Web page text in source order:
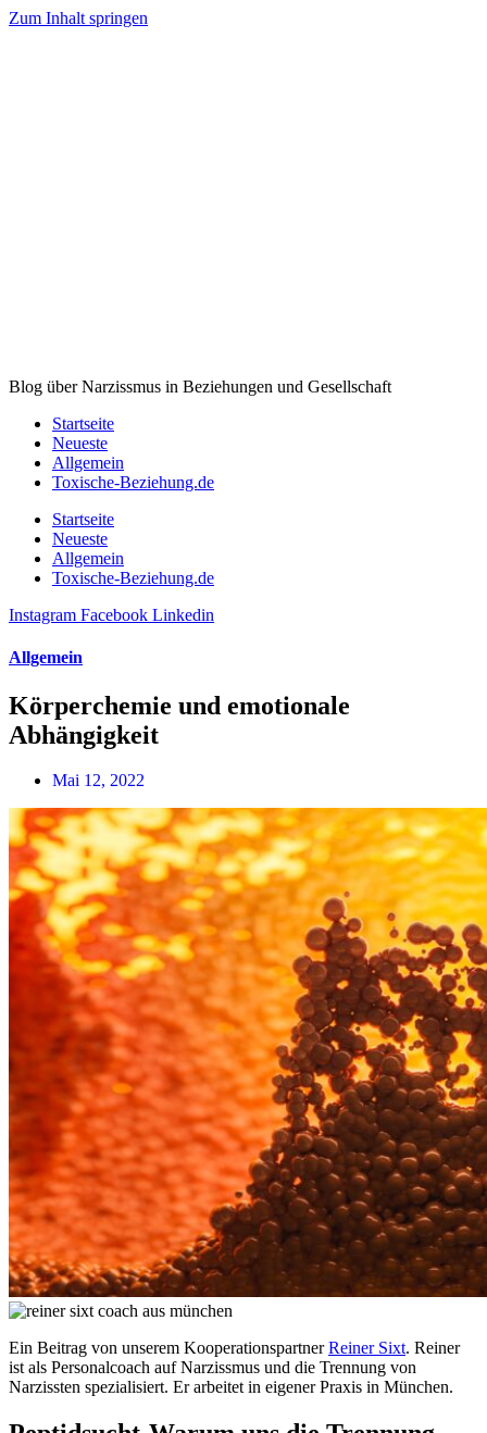
Zum Inhalt springen
Blog über Narzissmus in Beziehungen und Gesellschaft
Startseite
Neueste
Allgemein
Toxische-Beziehung.de
Startseite
Neueste
Allgemein
Toxische-Beziehung.de
Instagram Facebook Linkedin
Allgemein
Körperchemie und emotionale
Abhängigkeit
Mai 12, 2022
Ein Beitrag von unserem KooperationspartnerReiner Sixt. Reiner
ist als Personalcoach auf Narzissmus und die Trennung von
Narzissten spezialisiert. Er arbeitet in eigener Praxis in München.